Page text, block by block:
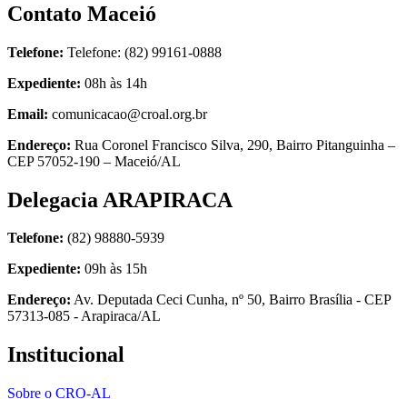
Contato Maceió
Telefone: Telefone: (82) 99161-0888
Expediente: 08h às 14h
Email: comunicacao@croal.org.br
Endereço: Rua Coronel Francisco Silva, 290, Bairro Pitanguinha –
CEP 57052-190 – Maceió/AL
Delegacia ARAPIRACA
Telefone: (82) 98880-5939
Expediente: 09h às 15h
Endereço: Av. Deputada Ceci Cunha, nº 50, Bairro Brasília - CEP
57313-085 - Arapiraca/AL
Institucional
Sobre o CRO-AL